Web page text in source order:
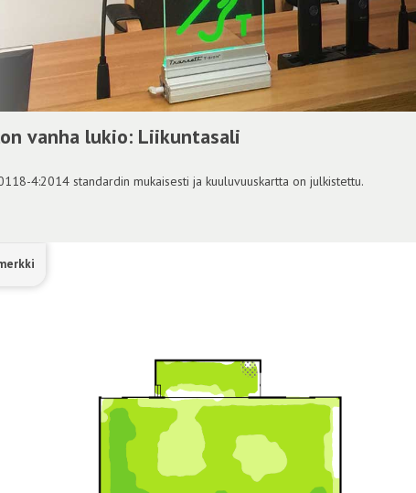
vanha lukio: Liikuntasali
4:2014 standardin mukaisesti ja kuuluvuuskartta on julkistettu.